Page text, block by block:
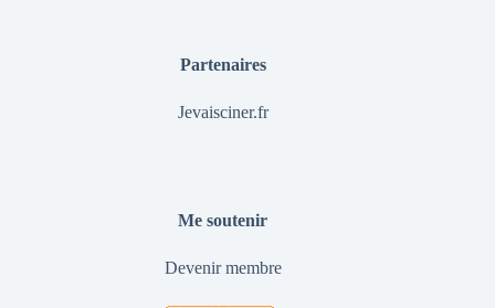
Partenaires
Jevaisciner.fr
Me soutenir
Devenir membre